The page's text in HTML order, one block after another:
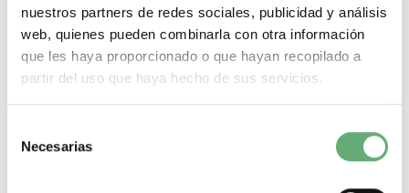
nuestros partners de redes sociales, publicidad y análisis
web, quienes pueden combinarla con otra información
que les haya proporcionado o que hayan recopilado a
partir del uso que haya hecho de sus servicios.
Necesarias
Magnetotermico 2P 6 A Curva C Precio 15,02€.
18,03€ 15,02€
Comprar Magnetotermico 2P 6 A Curva C 10 kA precio: